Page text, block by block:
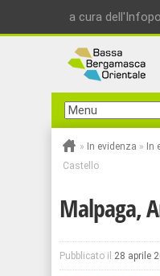
a cura
» In evidenza » In
Castello
Malpaga,
Pubblicato il 28 aprile